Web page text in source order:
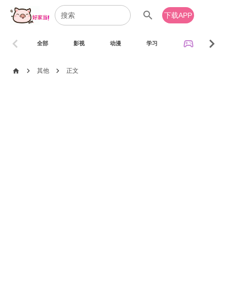
search 下载APP
全部 影视 动漫 学习 sports_esports
chevron_left chevron_right
home chevron_right 其他 chevron_right 正文